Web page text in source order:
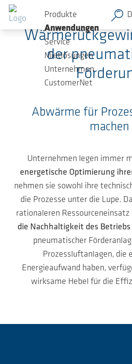
Zum Hauptinhalt springen
Produkte
Anwendungen
Service
Mietlösungen
Unternehmen
CustomerNet
der
Abwärme für
machen
Unternehmen legen immer
energetische Optimierung
nehmen sie sowohl ihre
die Prozesse unter die Lupe.
rationaleren Ressourceneinsatz
die Nachhaltigkeit des
pneumatischer
Prozessluftanlagen, die
Energieaufwand haben,
wirksame Hebel für die